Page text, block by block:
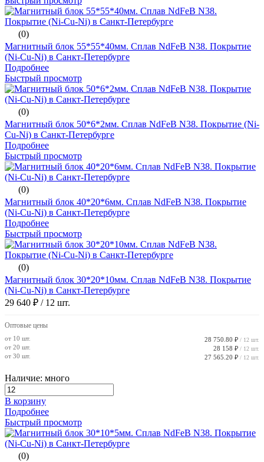
(0)
Магнитный блок 55*55*40мм. Сплав NdFeB N38. Покрытие
(Ni-Cu-Ni) в Санкт-Петербурге
Подробнее
Быстрый просмотр
(0)
Магнитный блок 50*6*2мм. Сплав NdFeB N38. Покрытие (Ni-
Cu-Ni) в Санкт-Петербурге
Подробнее
Быстрый просмотр
(0)
Магнитный блок 40*20*6мм. Сплав NdFeB N38. Покрытие
(Ni-Cu-Ni) в Санкт-Петербурге
Подробнее
Быстрый просмотр
(0)
Магнитный блок 30*20*10мм. Сплав NdFeB N38. Покрытие
(Ni-Cu-Ni) в Санкт-Петербурге
29 640 ₽ / 12 шт.
Оптовые цены
от 10 шт. 28 750.80 ₽ / 12 шт.
от 20 шт. 28 158 ₽ / 12 шт.
от 30 шт. 27 565.20 ₽ / 12 шт.
Наличие: много
В корзину
Подробнее
Быстрый просмотр
(0)